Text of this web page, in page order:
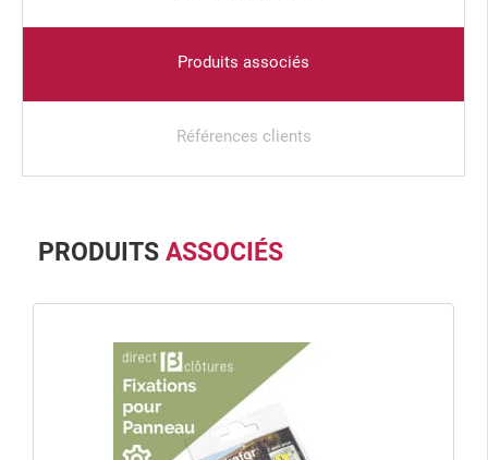
Produits associés
Références clients
PRODUITS ASSOCIÉS